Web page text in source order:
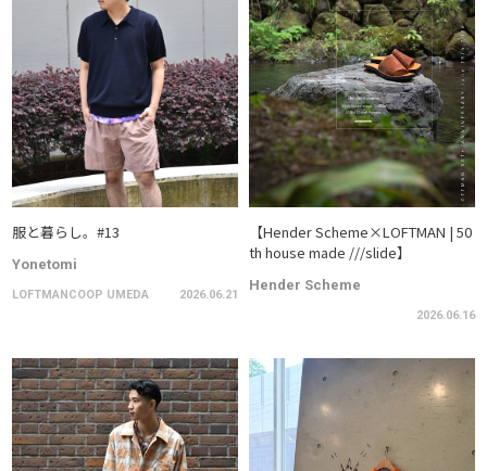
服と暮らし。#13
Yonetomi
LOFTMANCOOP UMEDA 2026.06.21
【Hender Scheme×LOFTMAN | 50
th house made ///slide】
Hender Scheme
2026.06.16